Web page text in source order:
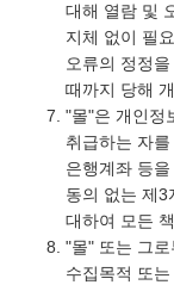
대해 열람 및
지체 없이 필
오류의 정정
때까지 당해
"몰"은 개인정
취급하는 자
은행계좌 등
동의 없는 제3
대하여 모든
"몰" 또는 그
수집목적 또